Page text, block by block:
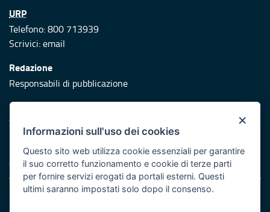
URP
Telefono: 800 713939
Scrivici:email
Redazione
Responsabili di pubblicazione
Protezione civile
Vai al sito di Protezione Civile Puglia
Iniziativa finanziata con risorse del POR Puglia 2014/2020 -
Asse XI
Note legali
×
Informazioni sull'uso dei cookies
Questo sito web utilizza cookie essenziali per garantire
il suo corretto funzionamento e cookie di terze parti
per fornire servizi erogati da portali esterni. Questi
ultimi saranno impostati solo dopo il consenso.